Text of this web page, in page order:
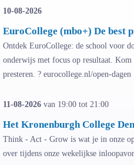
10-08-2026
EuroCollege (mbo+) De best
Ontdek EuroCollege: de school voor
onderwijs met focus op resultaat. Kom
presteren. ? eurocollege.nl/open-dagen
11-08-2026 van 19:00 tot 21:00
Het Kronenburgh College
Think - Act - Grow is wat je in onze
over tijdens onze wekelijkse